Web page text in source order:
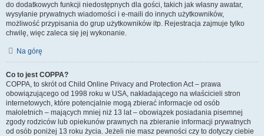
do dodatkowych funkcji niedostępnych dla gości, takich jak własny awatar,
wysyłanie prywatnych wiadomości i e-maili do innych użytkowników,
możliwość przypisania do grup użytkowników itp. Rejestracja zajmuje tylko
chwilę, więc zaleca się jej wykonanie.
Na górę
Co to jest COPPA?
COPPA, to skrót od Child Online Privacy and Protection Act – prawa
obowiązującego od 1998 roku w USA, nakładającego na właścicieli stron
internetowych, które potencjalnie mogą zbierać informacje od osób
małoletnich – mających mniej niż 13 lat – obowiązek posiadania pisemnej
zgody rodziców lub opiekunów prawnych na zbieranie informacji prywatnych
od osób poniżej 13 roku życia. Jeżeli nie masz pewności czy to dotyczy ciebie